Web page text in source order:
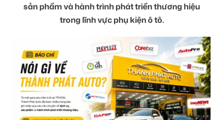
sản phẩm và hành trình phát triển thương hiệu
trong lĩnh vực phụ kiện ô tô.